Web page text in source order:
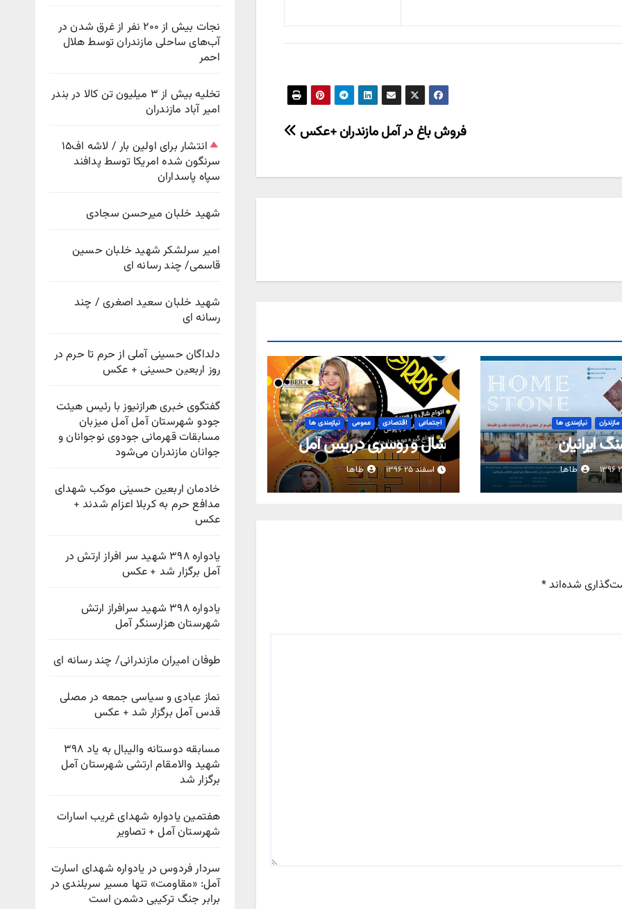
فروش باغ در آمل مازندران +عکس
مازندران نیازمندی ها
ایرانیان
طاها
اجتماعی اقتصادی عمومی نیازمندی ها
شال و روسری درریس آمل
اسفند ۲۵ ۱۳۹۶ طاها
شده‌اند*
نجات بیش از ۲۰۰ نفر از غرق شدن در
آب‌های ساحلی مازندران توسط هلال
احمر
تخلیه بیش از ۳ میلیون تن کالا در بندر
امیر آباد مازندران
انتشار برای اولین بار / لاشه اف۱۵
سرنگون شده امریکا توسط پدافند
سپاه پاسداران
شهید خلبان میرحسن سجادی
امیر سرلشکر شهید خلبان حسین
قاسمی/ چند رسانه ای
شهید خلبان سعید اصغری / چند
رسانه ای
دلداگان حسینی آملی از حرم تا حرم در
روز اربعین حسینی + عکس
گفتگوی خبری هرازنیوز با رئیس هیئت
جودو شهرستان آمل آمل میزبان
مسابقات قهرمانی جودوی نوجوانان و
جوانان مازندران می‌شود
خادمان اربعین حسینی موکب شهدای
مدافع حرم به کربلا اعزام شدند +
عکس
یادواره ۳۹۸ شهید سر افراز ارتش در
آمل برگزار شد + عکس
یادواره ۳۹۸ شهید سرافراز ارتش
شهرستان هزارسنگر آمل
طوفان امیران مازندرانی/ چند رسانه ای
نماز عبادی و سیاسی جمعه در مصلی
قدس آمل برگزار شد + عکس
مسابقه دوستانه والیبال به یاد ۳۹۸
شهید والامقام ارتشی شهرستان آمل
برگزار شد
هفتمین یادواره شهدای غریب اسارات
شهرستان آمل + تصاویر
سردار فردوس در یادواره شهدای اسارت
آمل: «مقاومت» تنها مسیر سربلندی در
برابر جنگ ترکیبی دشمن است